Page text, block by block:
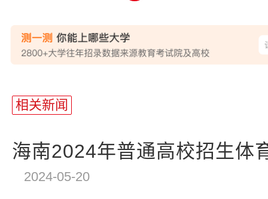
相关新闻
海南2024年普通高校招生体
2024-05-20